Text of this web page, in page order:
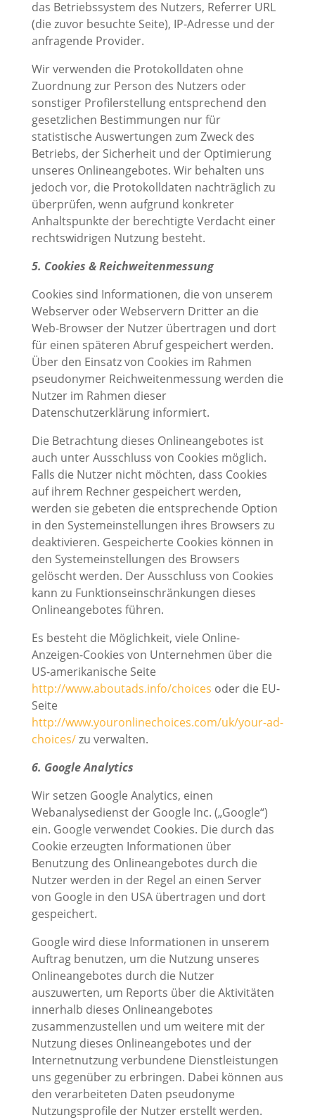
das Betriebssystem des Nutzers, Referrer URL
(die zuvor besuchte Seite), IP-Adresse und der
anfragende Provider.
Wir verwenden die Protokolldaten ohne
Zuordnung zur Person des Nutzers oder
sonstiger Profilerstellung entsprechend den
gesetzlichen Bestimmungen nur für
statistische Auswertungen zum Zweck des
Betriebs, der Sicherheit und der Optimierung
unseres Onlineangebotes. Wir behalten uns
jedoch vor, die Protokolldaten nachträglich zu
überprüfen, wenn aufgrund konkreter
Anhaltspunkte der berechtigte Verdacht einer
rechtswidrigen Nutzung besteht.
5. Cookies & Reichweitenmessung
Cookies sind Informationen, die von unserem
Webserver oder Webservern Dritter an die
Web-Browser der Nutzer übertragen und dort
für einen späteren Abruf gespeichert werden.
Über den Einsatz von Cookies im Rahmen
pseudonymer Reichweitenmessung werden die
Nutzer im Rahmen dieser
Datenschutzerklärung informiert.
Die Betrachtung dieses Onlineangebotes ist
auch unter Ausschluss von Cookies möglich.
Falls die Nutzer nicht möchten, dass Cookies
auf ihrem Rechner gespeichert werden,
werden sie gebeten die entsprechende Option
in den Systemeinstellungen ihres Browsers zu
deaktivieren. Gespeicherte Cookies können in
den Systemeinstellungen des Browsers
gelöscht werden. Der Ausschluss von Cookies
kann zu Funktionseinschränkungen dieses
Onlineangebotes führen.
Es besteht die Möglichkeit, viele Online-
Anzeigen-Cookies von Unternehmen über die
US-amerikanische Seite
http://www.aboutads.info/choices oder die EU-
Seite
http://www.youronlinechoices.com/uk/your-ad-
choices/zu verwalten.
6. Google Analytics
Wir setzen Google Analytics, einen
Webanalysedienst der Google Inc. („Google“)
ein. Google verwendet Cookies. Die durch das
Cookie erzeugten Informationen über
Benutzung des Onlineangebotes durch die
Nutzer werden in der Regel an einen Server
von Google in den USA übertragen und dort
gespeichert.
Google wird diese Informationen in unserem
Auftrag benutzen, um die Nutzung unseres
Onlineangebotes durch die Nutzer
auszuwerten, um Reports über die Aktivitäten
innerhalb dieses Onlineangebotes
zusammenzustellen und um weitere mit der
Nutzung dieses Onlineangebotes und der
Internetnutzung verbundene Dienstleistungen
uns gegenüber zu erbringen. Dabei können aus
den verarbeiteten Daten pseudonyme
Nutzungsprofile der Nutzer erstellt werden.